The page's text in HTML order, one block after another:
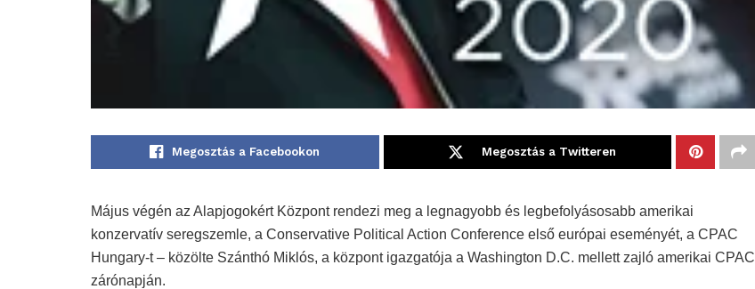
Megosztás a Facebookon Megosztás a Twitteren
Május végén az Alapjogokért Központ rendezi meg a legnagyobb és legbefolyásosabb amerikai
konzervatív seregszemle, a Conservative Political Action Conference első európai eseményét, a CPAC
Hungary-t – közölte Szánthó Miklós, a központ igazgatója a Washington D.C. mellett zajló amerikai CPAC
zárónapján.